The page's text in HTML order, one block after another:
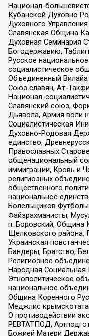
Национал-
Кубанской Духовно
Духовного
Славянская Община
Духовная Семинария
Богодержавию,
Русское
социалистическое
Объединенный
Союз славян, Ат-
Национал-
Славянский союз,
Дьявола, Армия воли
Социалистическая
Духовно-Родовая
единство,
Православных
общенациональный
иммиграции, Кровь и
религиозных
общественного
национальное
Болельщиков
Файзрахманисты,
п. Боровский, Община
Щелковского
Украинская
Бандеры, Братство,
Религиозное
Народная Социальная
Этнополитическое
национальное
Община Коренного
Меджлис
О противодействии
РЕВТАТПОД,
Божией Матери